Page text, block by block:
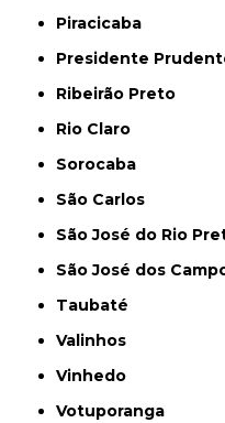
Piracicaba
Presidente
Ribeirão Preto
Rio Claro
Sorocaba
São Carlos
São José do Rio
São José dos
Taubaté
Valinhos
Vinhedo
Votuporanga